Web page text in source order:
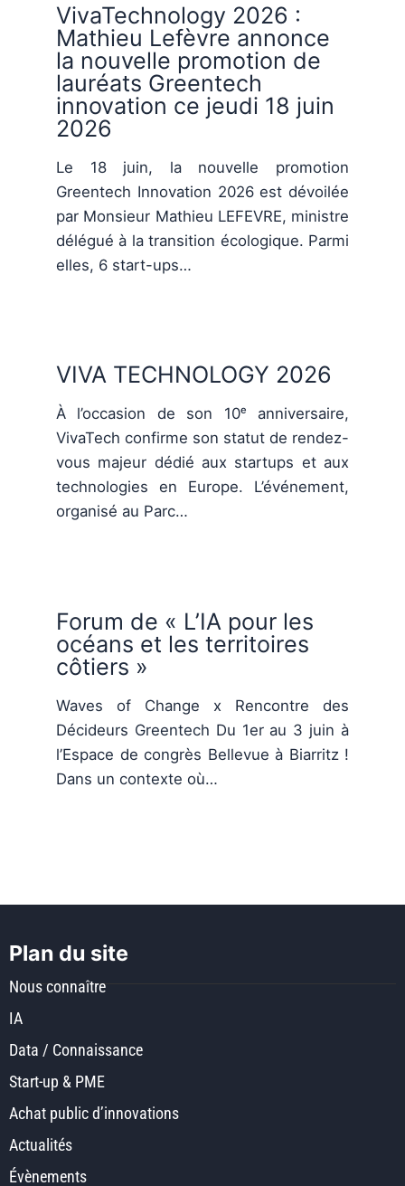
VivaTechnology 2026 :
Mathieu Lefèvre annonce
la nouvelle promotion de
lauréats Greentech
innovation ce jeudi 18 juin
2026
Le 18 juin, la nouvelle promotion
Greentech Innovation 2026 est dévoilée
par Monsieur Mathieu LEFEVRE, ministre
délégué à la transition écologique. Parmi
elles, 6 start-ups…
VIVA TECHNOLOGY 2026
À l’occasion de son 10ᵉ anniversaire,
VivaTech confirme son statut de rendez-
vous majeur dédié aux startups et aux
technologies en Europe. L’événement,
organisé au Parc…
Forum de « L’IA pour les
océans et les territoires
côtiers »
Waves of Change x Rencontre des
Décideurs Greentech Du 1er au 3 juin à
l’Espace de congrès Bellevue à Biarritz !
Dans un contexte où…
Plan du site
Nous connaître
IA
Data / Connaissance
Start-up & PME
Achat public d’innovations
Actualités
Évènements